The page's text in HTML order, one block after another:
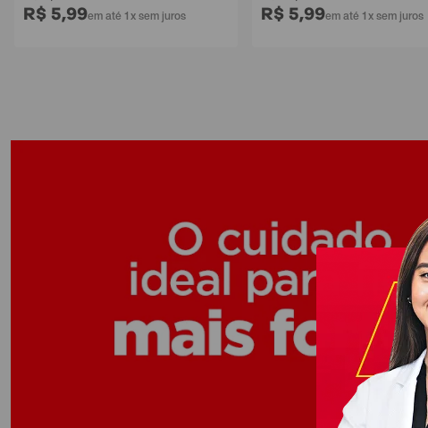
R$ 5,99em até 1x sem juros R$ 5,99em até 1x sem juros